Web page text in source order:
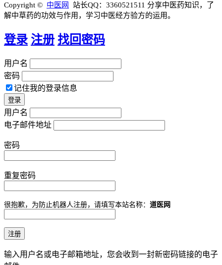
Copyright © 中医网 站长QQ：3360521511 分享中医药知识，了
解中草药的功效与作用，学习中医经方验方的运用。
登录 注册 找回密码
用户名
密码
记住我的登录信息
用户名
电子邮件地址
密码
重复密码
很抱歉，为防止机器人注册，请填写本站名称： 道医网
输入用户名或电子邮箱地址，您会收到一封新密码链接的电子